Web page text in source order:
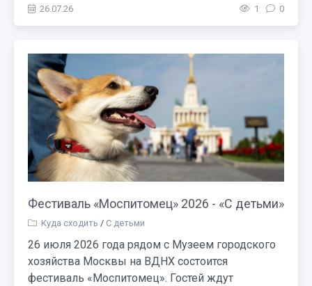
26.07.26 1 0
Фестиваль «Моспитомец» 2026 - «С детьми»
Куда сходить / С детьми
26 июля 2026 года рядом с Музеем городского
хозяйства Москвы на ВДНХ состоится
фестиваль «Моспитомец». Гостей ждут